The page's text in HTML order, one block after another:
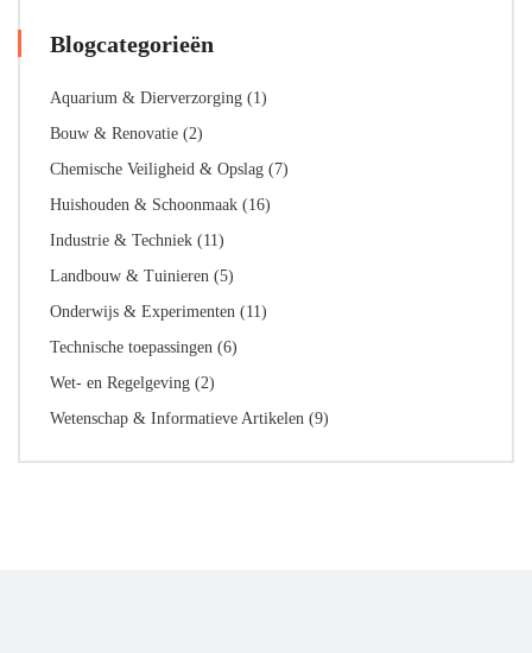
Blogcategorieën
Aquarium & Dierverzorging (1)
Bouw & Renovatie (2)
Chemische Veiligheid & Opslag (7)
Huishouden & Schoonmaak (16)
Industrie & Techniek (11)
Landbouw & Tuinieren (5)
Onderwijs & Experimenten (11)
Technische toepassingen (6)
Wet- en Regelgeving (2)
Wetenschap & Informatieve Artikelen (9)